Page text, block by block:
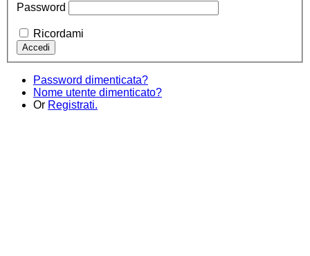
Password
Ricordami
Password dimenticata?
Nome utente dimenticato?
Or Registrati.